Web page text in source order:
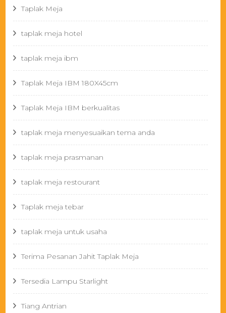
Taplak Meja
taplak meja hotel
taplak meja ibm
Taplak Meja IBM 180X45cm
Taplak Meja IBM berkualitas
taplak meja menyesuaikan tema anda
taplak meja prasmanan
taplak meja restourant
Taplak meja tebar
taplak meja untuk usaha
Terima Pesanan Jahit Taplak Meja
Tersedia Lampu Starlight
Tiang Antrian